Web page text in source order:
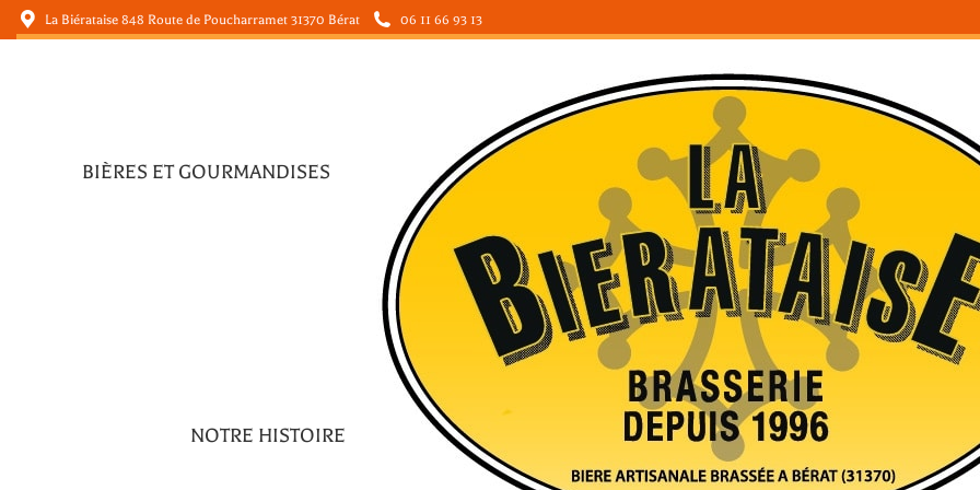
La Biérataise 848 Route de Poucharramet 31370 Bérat 06 11 66 93 13
BIÈRES ET GOURMANDISES
NOTRE HISTOIRE